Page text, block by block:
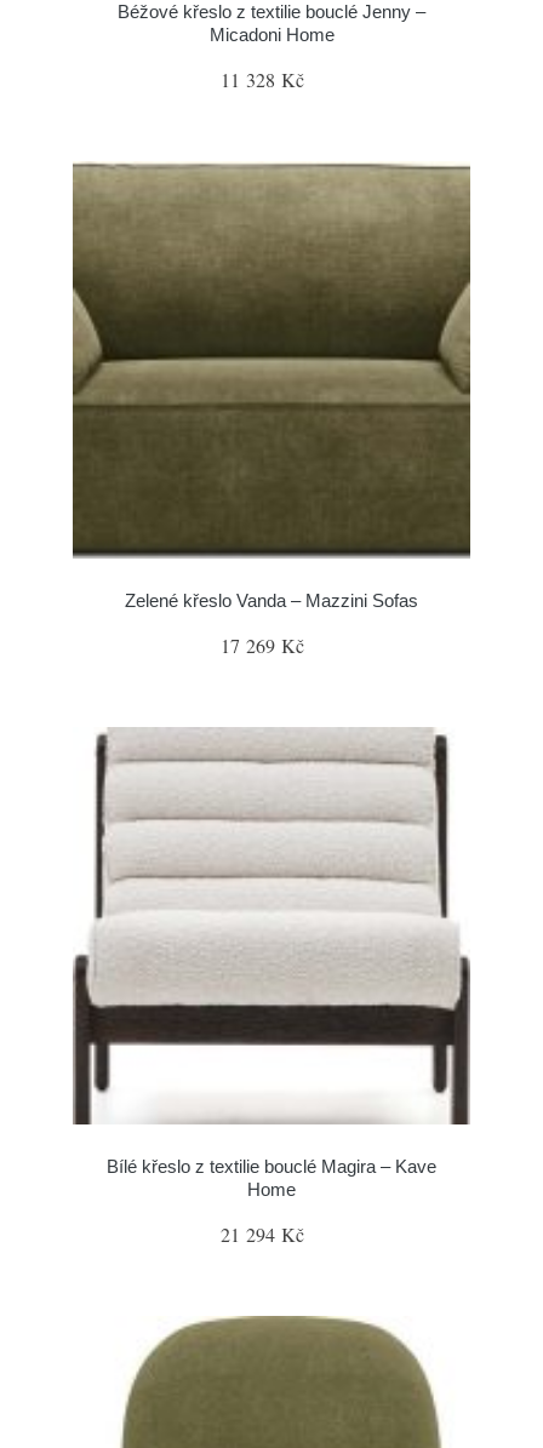
Béžové křeslo z textilie bouclé Jenny –
Micadoni Home
11 328 Kč
Zelené křeslo Vanda – Mazzini Sofas
17 269 Kč
Bílé křeslo z textilie bouclé Magira – Kave
Home
21 294 Kč